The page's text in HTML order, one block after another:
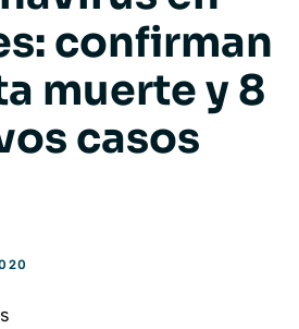
confirman
muerte y 8
casos